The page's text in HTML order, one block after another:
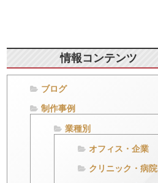
情報コンテンツ
ブログ
制作事例
業種別
オフィス・企業
クリニック・病院